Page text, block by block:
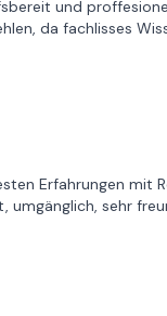
und
da fachlisses
Erfahrungen mit
umgänglich, sehr